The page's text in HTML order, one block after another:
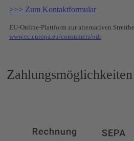
>>> Zum Kontaktformular
EU-Online-Plattform zur alternativen
www.ec.europa.eu/consumers/odr
Zahlungsmöglichkeiten